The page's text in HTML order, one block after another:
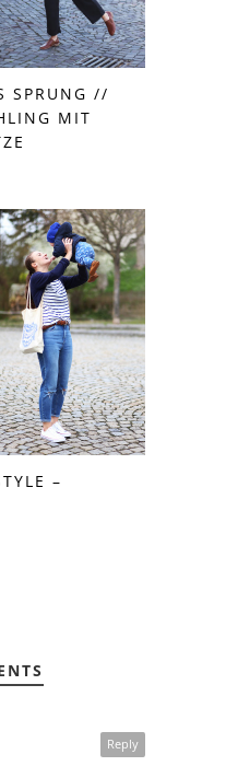
SPRUNG //
MIT
–
Reply